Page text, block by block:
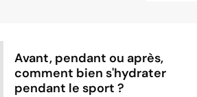
Avant, pendant ou après,
comment bien s'hydrater
pendant le sport ?